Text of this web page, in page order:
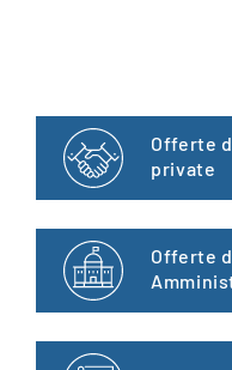
Offerte
private
Offerte